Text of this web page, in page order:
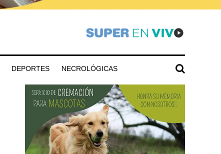
DEPORTES NECROLÓGICAS